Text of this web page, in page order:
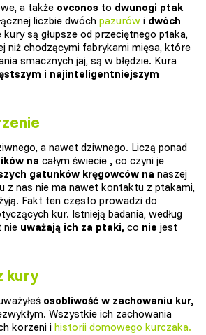
a także ovconos to dwunogi ptak
liczbie dwóch pazurów i dwóch
kury są głupsze od przeciętnego ptaka,
niż chodzącymi fabrykami mięsa, które
smacznych jaj, są w błędzie. Kura
i najinteligentniejszym
a nawet dziwnego. Liczą ponad
na całym świecie , co czyni je
gatunków kręgowców na naszej
z nas nie ma nawet kontaktu z ptakami,
Fakt ten często prowadzi do
kur. Istnieją badania, według
nie uważają ich za ptaki, co nie jest
kury
osobliwość w zachowaniu kur,
Wszystkie ich zachowania
korzeni i historii domowego kurczaka.